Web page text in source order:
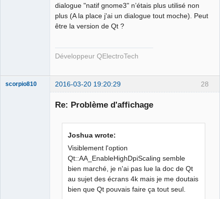
dialogue "natif gnome3" n’étais plus utilisé non
plus (A la place j'ai un dialogue tout moche). Peut
être la version de Qt ?
Développeur QElectroTech
28
scorpio810 2016-03-20 19:20:29
Re: Problème d'affichage
Joshua wrote:
Visiblement l'option
Qt::AA_EnableHighDpiScaling semble
bien marché, je n'ai pas lue la doc de Qt
au sujet des écrans 4k mais je me doutais
bien que Qt pouvais faire ça tout seul.